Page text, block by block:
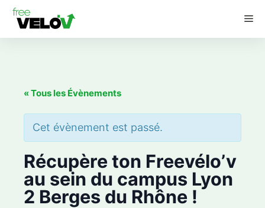
Aller
« Tous les Évènements
Cet évènement est passé.
Récupère ton Freevélo’v
au sein du campus Lyon
2 Berges du Rhône !